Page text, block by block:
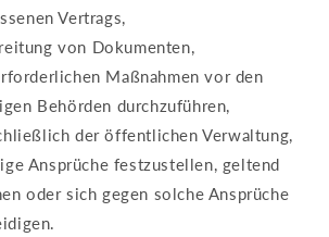
Vertrags,
von Dokumenten,
Maßnahmen vor den
Behörden durchzuführen,
der öffentlichen Verwaltung,
Ansprüche festzustellen, geltend
oder sich gegen solche Ansprüche